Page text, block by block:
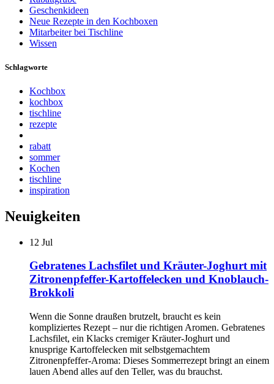
Geschenkideen
Neue Rezepte in den Kochboxen
Mitarbeiter bei Tischline
Wissen
Schlagworte
Kochbox
kochbox
tischline
rezepte
rabatt
sommer
Kochen
tischline
inspiration
Neuigkeiten
12 Jul
Gebratenes Lachsfilet und Kräuter-Joghurt mit
Zitronenpfeffer-Kartoffelecken und Knoblauch-
Brokkoli
Wenn die Sonne draußen brutzelt, braucht es kein
kompliziertes Rezept – nur die richtigen Aromen. Gebratenes
Lachsfilet, ein Klacks cremiger Kräuter-Joghurt und
knusprige Kartoffelecken mit selbstgemachtem
Zitronenpfeffer-Aroma: Dieses Sommerrezept bringt an einem
lauen Abend alles auf den Teller, was du brauchst.